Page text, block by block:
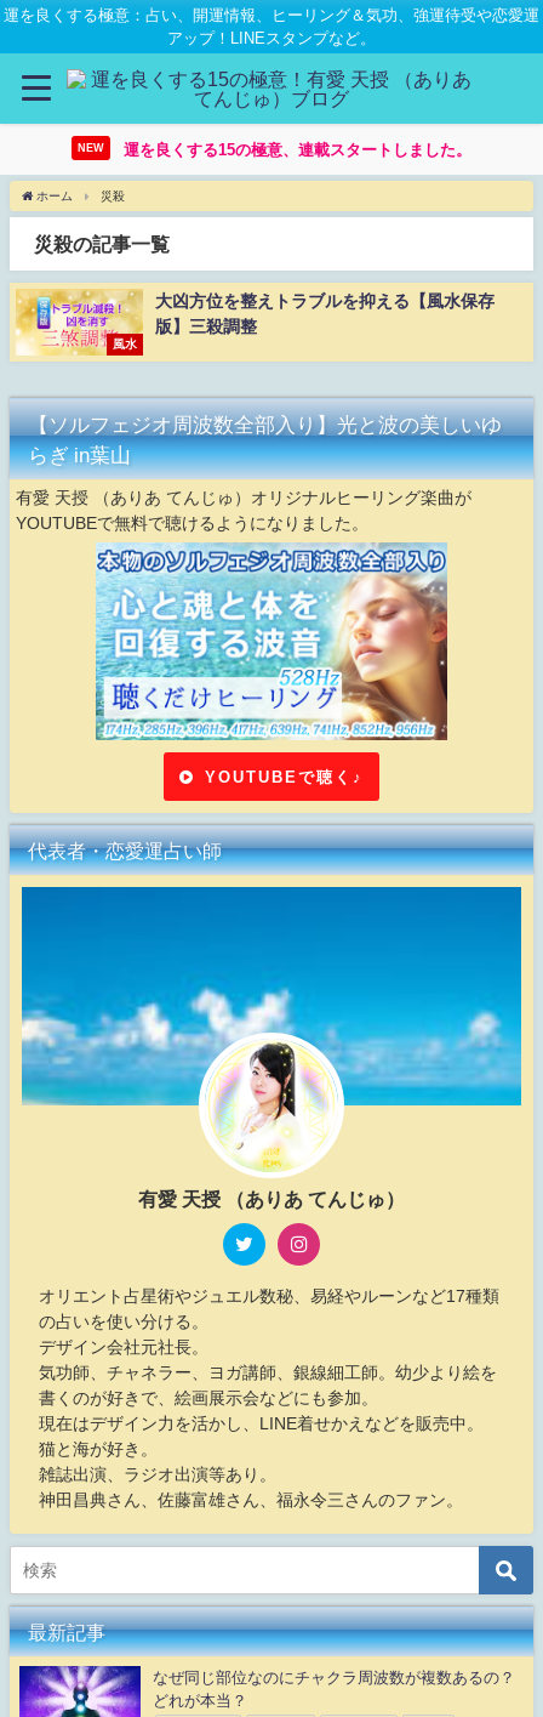
運を良くする極意：占い、開運情報、ヒーリング＆気功、強運待受や恋愛運
アップ！LINEスタンプなど。
NEW 運を良くする15の極意、連載スタートしました。
ホーム 災殺
災殺の記事一覧
風水
大凶方位を整えトラブルを抑える【風水保存
版】三殺調整
【ソルフェジオ周波数全部入り】光と波の美しいゆ
らぎ in葉山
有愛 天授 （ありあ てんじゅ）オリジナルヒーリング楽曲が
YOUTUBEで無料で聴けるようになりました。
YOUTUBEで聴く♪
代表者・恋愛運占い師
有愛 天授 （ありあ てんじゅ）
オリエント占星術やジュエル数秘、易経やルーンなど17種類
の占いを使い分ける。
デザイン会社元社長。
気功師、チャネラー、ヨガ講師、銀線細工師。幼少より絵を
書くのが好きで、絵画展示会などにも参加。
現在はデザイン力を活かし、LINE着せかえなどを販売中。
猫と海が好き。
雑誌出演、ラジオ出演等あり。
神田昌典さん、佐藤富雄さん、福永令三さんのファン。
最新記事
なぜ同じ部位なのにチャクラ周波数が複数あるの？
どれが本当？